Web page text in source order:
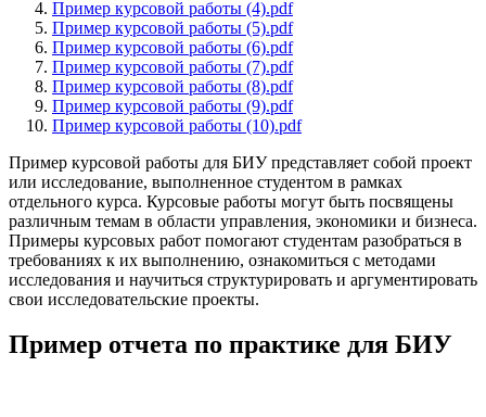
Пример курсовой работы (4).pdf
Пример курсовой работы (5).pdf
Пример курсовой работы (6).pdf
Пример курсовой работы (7).pdf
Пример курсовой работы (8).pdf
Пример курсовой работы (9).pdf
Пример курсовой работы (10).pdf
Пример курсовой работы для БИУ представляет собой проект
или исследование, выполненное студентом в рамках
отдельного курса. Курсовые работы могут быть посвящены
различным темам в области управления, экономики и бизнеса.
Примеры курсовых работ помогают студентам разобраться в
требованиях к их выполнению, ознакомиться с методами
исследования и научиться структурировать и аргументировать
свои исследовательские проекты.
Пример отчета по практике для БИУ